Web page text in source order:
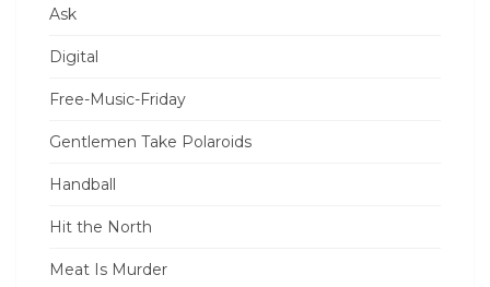
Ask
Digital
Free-Music-Friday
Gentlemen Take Polaroids
Handball
Hit the North
Meat Is Murder